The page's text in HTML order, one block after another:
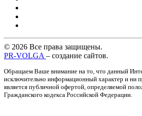
© 2026 Все права защищены.
PR-VOLGA – создание сайтов.
Обращаем Ваше внимание на то, что данный
исключительно информационный характер и ни
является публичной офертой, определяемой
Гражданского кодекса Российской Федерации.